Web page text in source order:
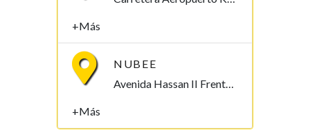
+Más
NUBEE
+Más